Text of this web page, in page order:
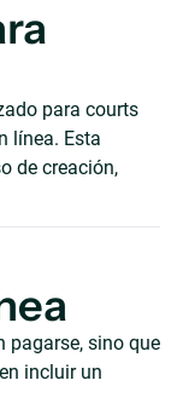
para courts
línea. Esta
de creación,
pagarse, sino que
incluir un